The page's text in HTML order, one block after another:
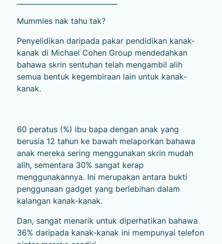
Mummies nak tahu tak?
Penyelidikan daripada pakar pendidikan kanak-
kanak di Michael Cohen Group mendedahkan
bahawa skrin sentuhan telah mengambil alih
semua bentuk kegembiraan lain untuk kanak-
kanak.
60 peratus (%) ibu bapa dengan anak yang
berusia 12 tahun ke bawah melaporkan bahawa
anak mereka sering menggunakan skrin mudah
alih, sementara 30% sangat kerap
menggunakannya. Ini merupakan antara bukti
penggunaan gadget yang berlebihan dalam
kalangan kanak-kanak.
Dan, sangat menarik untuk diperhatikan bahawa
36% daripada kanak-kanak ini mempunyai telefon